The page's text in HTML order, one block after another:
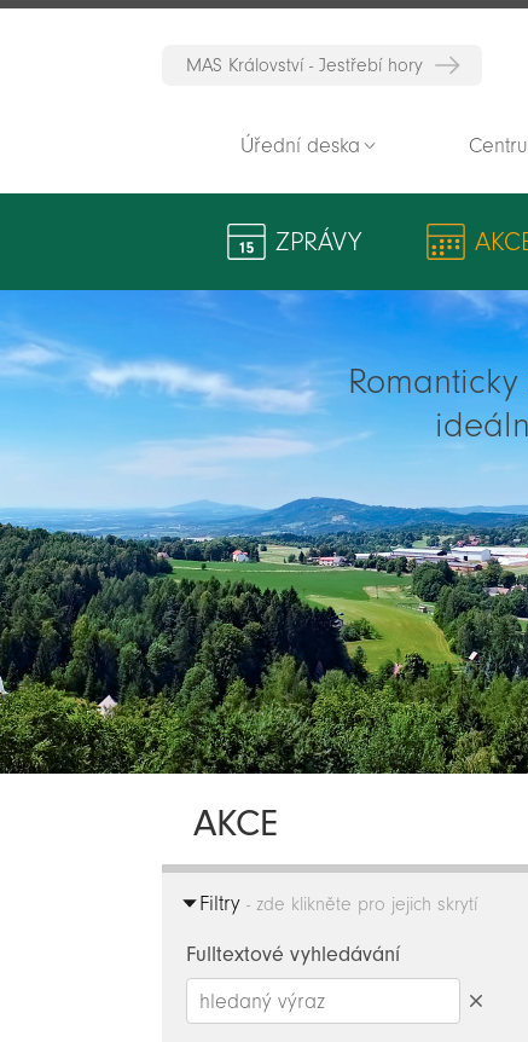
MAS Království - Jestřebí hory
Úřední deska
ZPRÁVY
AKCE
Filtry - zde klikněte pro jejich skrytí
Fulltextové vyhledávání